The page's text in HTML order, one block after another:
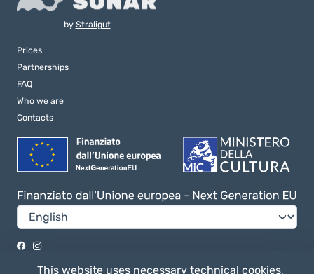
by Straligut
Prices
Partnerships
FAQ
Who we are
Contacts
This website uses necessary technical cookies,